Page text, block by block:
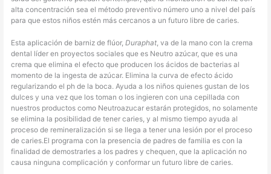
alta concentración sea el método preventivo número uno a nivel del país
para que estos niños estén más cercanos a un futuro libre de caries.
Esta aplicación de barniz de flúor,Duraphat, va de la mano con la crema
dental líder en proyectos sociales que es Neutro azúcar, que es una
crema que elimina el efecto que producen los ácidos de bacterias al
momento de la ingesta de azúcar. Elimina la curva de efecto ácido
regularizando el ph de la boca. Ayuda a los niños quienes gustan de los
dulces y una vez que los toman o los ingieren con una cepillada con
nuestros productos como Neutroazucar estarán protegidos, no solamente
se elimina la posibilidad de tener caries, y al mismo tiempo ayuda al
proceso de remineralización si se llega a tener una lesión por el proceso
de caries.El programa con la presencia de padres de familia es con la
finalidad de demostrarles a los padres y chequen, que la aplicación no
causa ninguna complicación y conformar un futuro libre de caries.